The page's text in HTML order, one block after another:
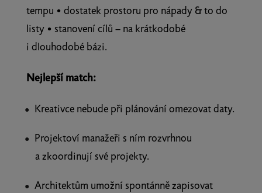
tempu • dostatek prostoru pro nápady & to do
listy • stanovení cílů – na krátkodobé
i dlouhodobé bázi.
Nejlepší match:
Kreativce nebude při plánování omezovat daty.
Projektoví manažeři s ním rozvrhnou
a zkoordinují své projekty.
Architektům umožní spontánně zapisovat